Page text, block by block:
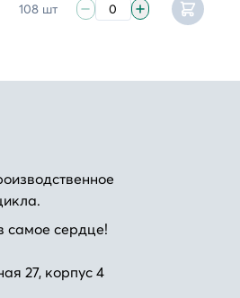
108 шт
сердце!
27, корпус 4